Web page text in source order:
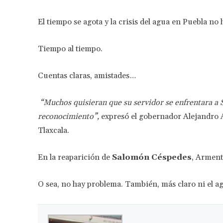
El tiempo se agota y la crisis del agua en Puebla no
Tiempo al tiempo.
Cuentas claras, amistades…
“Muchos quisieran que su servidor se enfrentara
reconocimiento”, expresó el gobernador
Tlaxcala.
En la reaparición de Salomón Céspedes,
O sea, no hay problema. También, más claro ni el